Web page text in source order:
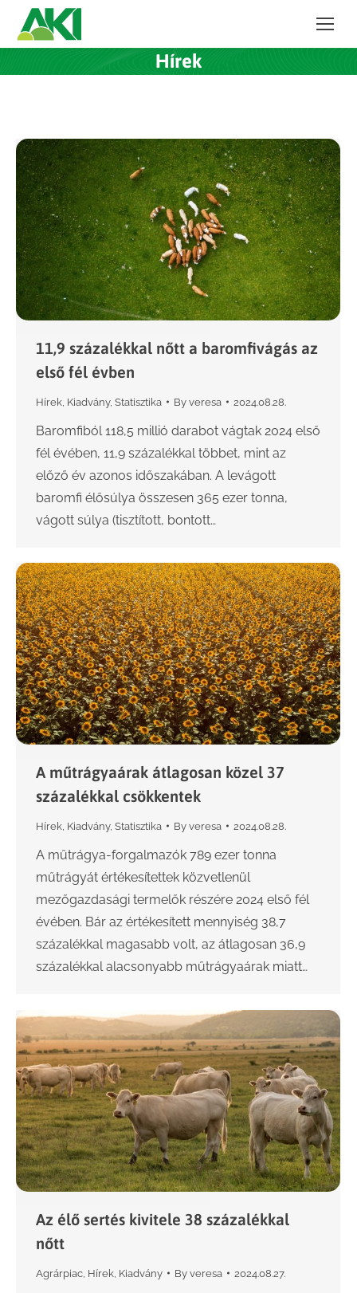
Hírek
11,9 százalékkal nőtt a baromfivágás az
első fél évben
Hírek Kiadvány, Statisztika By veresa 2024.08.28.
Baromfiból 118,5 millió darabot vágtak 2024 első
fél évében, 11,9 százalékkal többet, mint az
előző év azonos időszakában. A levágott
baromfi élősúlya összesen 365 ezer tonna,
vágott súlya (tisztított, bontott…
A műtrágyaárak átlagosan közel 37
százalékkal csökkentek
Hírek Kiadvány, Statisztika By veresa 2024.08.28.
A műtrágya-forgalmazók 789 ezer tonna
műtrágyát értékesítettek közvetlenül
mezőgazdasági termelők részére 2024 első fél
évében. Bár az értékesített mennyiség 38,7
százalékkal magasabb volt, az átlagosan 36,9
százalékkal alacsonyabb műtrágyaárak miatt…
Az élő sertés kivitele 38 százalékkal
nőtt
Agrárpiac Hírek Kiadvány By veresa 2024.08.27.